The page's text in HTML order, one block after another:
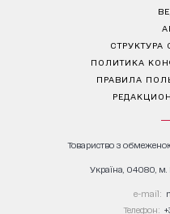
СТРУКТУРА
ПОЛИТИКА
ПРАВИЛА
Товариство з
Україна, 04080, м.
е-mail:
Телефон: